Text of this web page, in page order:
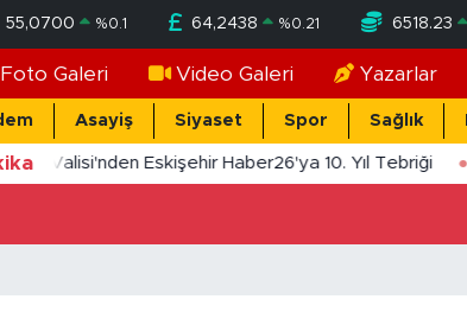
55,0700 %0.1 64,2438 %0.21 6518.23
Foto Galeri Video Galeri Yazarlar
Asayiş Siyaset Spor Sağlık
Valisi'nden Eskişehir Haber26'ya 10. Yıl Tebriği